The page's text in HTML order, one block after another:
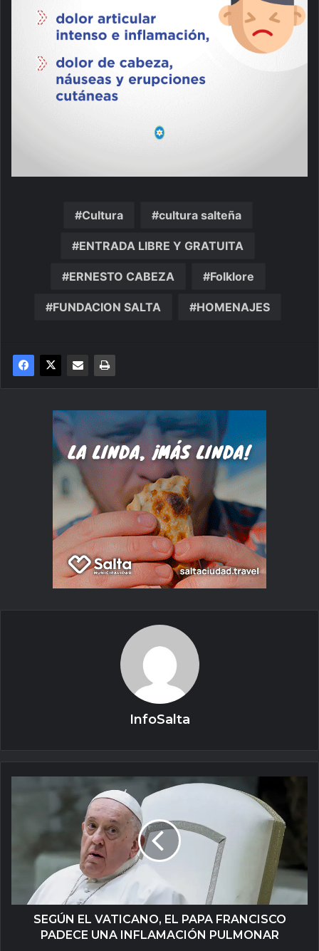
Cultura cultura salteña
ENTRADA LIBRE Y GRATUITA
ERNESTO CABEZA Folklore
FUNDACION SALTA HOMENAJES
InfoSalta
SEGÚN EL VATICANO, EL PAPA FRANCISCO
PADECE UNA INFLAMACIÓN PULMONAR